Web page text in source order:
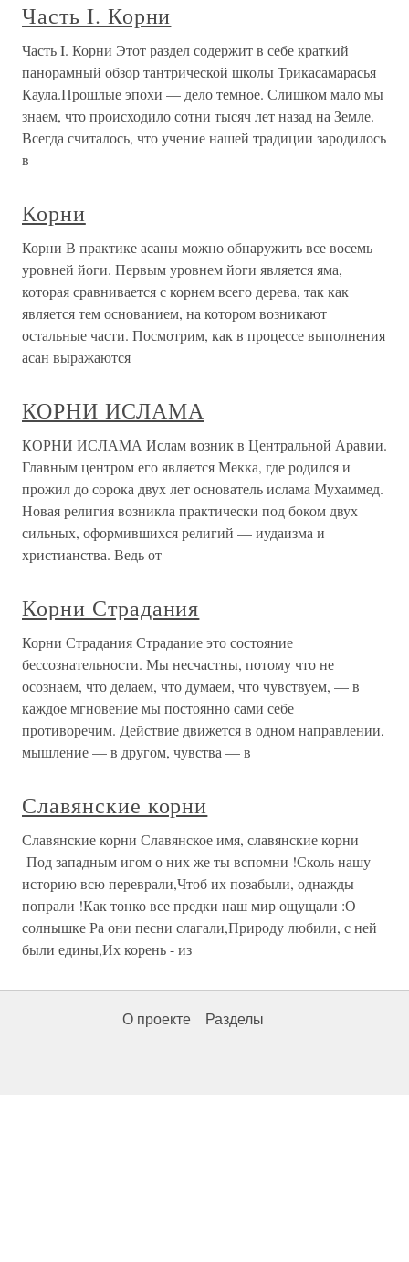
Часть I. Корни
Часть I. Корни Этот раздел содержит в себе краткий
панорамный обзор тантрической школы Трикасамарасья
Каула.Прошлые эпохи — дело темное. Слишком мало мы
знаем, что происходило сотни тысяч лет назад на Земле.
Всегда считалось, что учение нашей традиции зародилось
в
Корни
Корни В практике асаны можно обнаружить все восемь
уровней йоги. Первым уровнем йоги является яма,
которая сравнивается с корнем всего дерева, так как
является тем основанием, на котором возникают
остальные части. Посмотрим, как в процессе выполнения
асан выражаются
КОРНИ ИСЛАМА
КОРНИ ИСЛАМА Ислам возник в Центральной Аравии.
Главным центром его является Мекка, где родился и
прожил до сорока двух лет основатель ислама Мухаммед.
Новая религия возникла практически под боком двух
сильных, оформившихся религий — иудаизма и
христианства. Ведь от
Корни Страдания
Корни Страдания Страдание это состояние
бессознательности. Мы несчастны, потому что не
осознаем, что делаем, что думаем, что чувствуем, — в
каждое мгновение мы постоянно сами себе
противоречим. Действие движется в одном направлении,
мышление — в другом, чувства — в
Славянские корни
Славянские корни Славянское имя, славянские корни
-Под западным игом о них же ты вспомни !Сколь нашу
историю всю переврали,Чтоб их позабыли, однажды
попрали !Как тонко все предки наш мир ощущали :О
солнышке Ра они песни слагали,Природу любили, с ней
были едины,Их корень - из
О проекте Разделы